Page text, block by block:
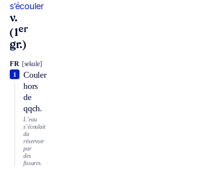
s’écouler
v.
(1er
gr.)
FR [sekule]
Couler
hors
de
qqch.
1
L’eau
s’écoulait
du
réservoir
par
des
fissures.